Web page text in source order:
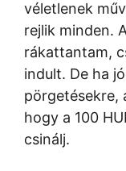
véletlenek
rejlik minden.
rákattantam,
indult. De ha
pörgetésekre,
hogy a 100
csinálj.